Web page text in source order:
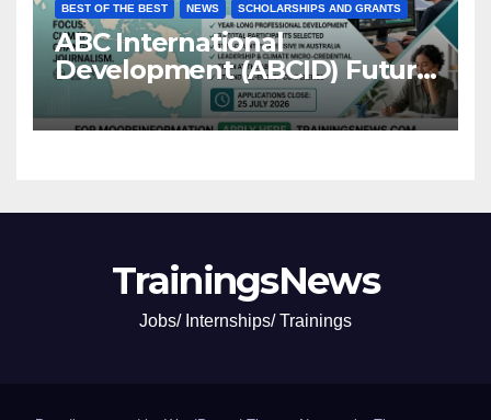
BEST OF THE BEST NEWS SCHOLARSHIPS AND GRANTS
ABC International
Development (ABCID) Future
Voices Program 2026
TrainingsNews
Jobs/ Internships/ Trainings